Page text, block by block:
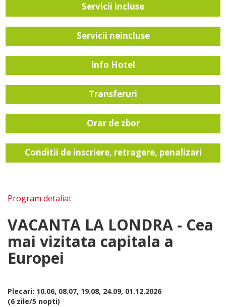
Servicii incluse
Servicii neincluse
Info Hotel
Transferuri
Orar de zbor
Conditii de inscriere, retragere, penalizari
Program detaliat
VACANTA LA LONDRA - Cea
mai vizitata capitala a
Europei
Plecari: 10.06, 08.07, 19.08, 24.09, 01.12.2026
(6 zile/5 nopti)